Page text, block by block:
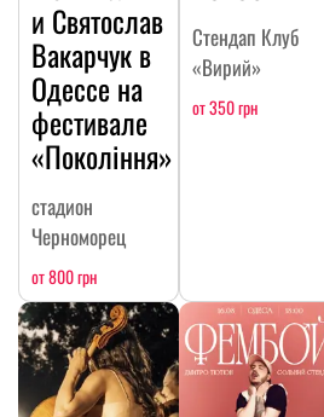
и Святослав
Вакарчук в
Одессе на
фестивале
«Покоління»
стадион
Черноморец
от 800 грн
Стендап Клуб
«Вирий»
от 350 грн